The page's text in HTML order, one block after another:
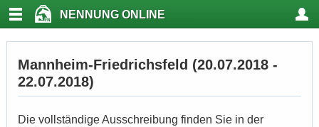
NENNUNG ONLINE
Mannheim-Friedrichsfeld (20.07.2018 -
22.07.2018)
Die vollständige Ausschreibung finden Sie in der